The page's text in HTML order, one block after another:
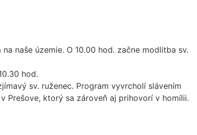
naše územie. O 10.00 hod. začne modlitba sv.
hod.
sv. ruženec. Program vyvrcholí slávením
Prešove, ktorý sa zároveň aj prihovorí v homílii.